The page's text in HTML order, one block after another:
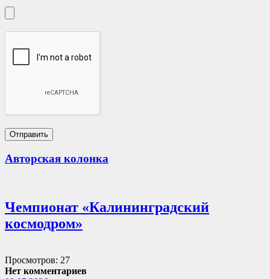
Авторская колонка
Чемпионат «Калининградский
космодром»
Просмотров: 27
Нет комментариев